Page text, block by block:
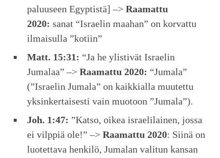
paluuseen Egyptistä] –> Raamattu
2020: sanat “Israelin maahan” on korvattu
ilmaisulla ”kotiin”
Matt. 15:31: “Ja he ylistivät Israelin
Jumalaa” –> Raamattu 2020: “Jumala”
(”Israelin Jumala” on kaikkialla muutettu
yksinkertaisesti vain muotoon ”Jumala”).
Joh. 1:47: ”Katso, oikea israelilainen, jossa
ei vilppiä ole!” –> Raamattu 2020: Siinä on
luotettava henkilö, Jumalan valitun kansan